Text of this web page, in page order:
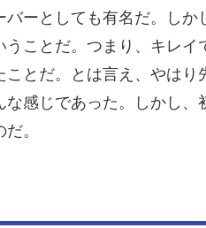
ーとしても有名だ。し
ことだ。つまり、キレ
とだ。とは言え、やは
感じであった。しかし
。